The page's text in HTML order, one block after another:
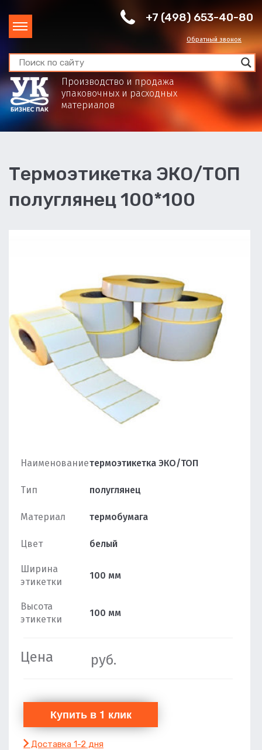
+7 (498) 653-40-80
Обратный звонок
Производство и продажа
упаковочных и расходных
материалов
Термоэтикетка ЭКО/ТОП
полуглянец 100*100
Наименованиетермоэтикетка ЭКО/ТОП
Тип полуглянец
Материал термобумага
Цвет белый
Ширина
этикетки
100 мм
Высота
этикетки
100 мм
Цена руб.
Доставка 1-2 дня